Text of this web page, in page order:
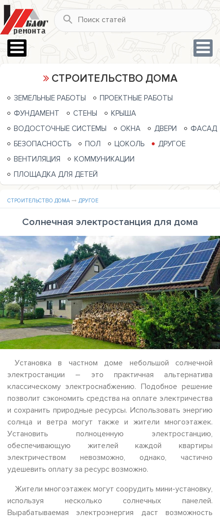
СТРОИТЕЛЬСТВО ДОМА
ЗЕМЕЛЬНЫЕ РАБОТЫ
ПРОЕКТНЫЕ РАБОТЫ
ФУНДАМЕНТ
СТЕНЫ
КРЫША
ВОДОСТОЧНЫЕ СИСТЕМЫ
ОКНА ДВЕРИ
ФАСАД
БЕЗОПАСНОСТЬ
ПОЛ ЦОКОЛЬ
ДРУГОЕ
ВЕНТИЛЯЦИЯ
КОММУНИКАЦИИ
ПЛОЩАДКА ДЛЯ ДЕТЕЙ
СТРОИТЕЛЬСТВО ДОМА ДРУГОЕ
Солнечная электростанция для дома
Установка в частном доме небольшой солнечной
электростанции – это практичная альтернатива
классическому электроснабжению. Подобное решение
позволит сэкономить средства на оплате электричества
и сохранить природные ресурсы. Использовать энергию
солнца и ветра могут также и жители многоэтажек.
Установить полноценную электростанцию,
обеспечивающую жителей каждой квартиры
электричеством невозможно, однако, частично
удешевить оплату за ресурс возможно.
Жители многоэтажек могут соорудить мини-установку,
используя несколько солнечных панелей.
Вырабатываемая электроэнергия даст возможность